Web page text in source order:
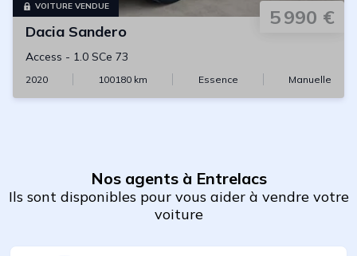
VOITURE VENDUE 5 990 €
Dacia Sandero
Access - 1.0 SCe 73
2020 100180 km Essence Manuelle
Nos agents à Entrelacs
Ils sont disponibles pour vous aider à vendre votre
voiture